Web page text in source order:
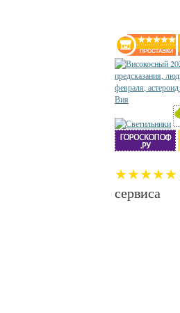
★★★★★
сервиса